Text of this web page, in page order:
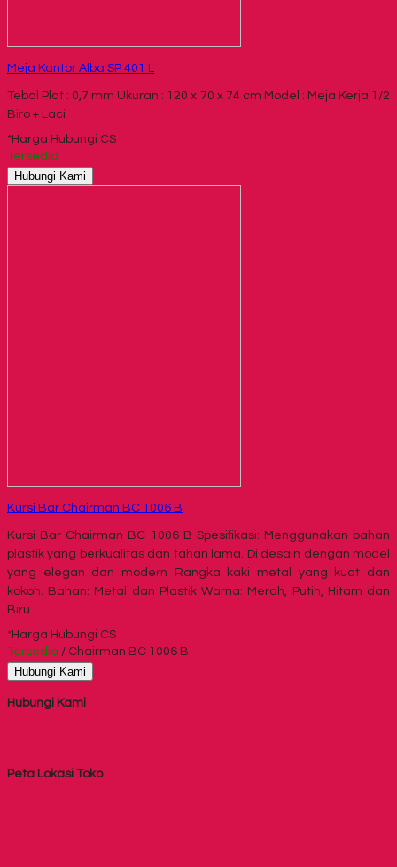
Meja Kantor Alba SP 401 L
Tebal Plat : 0,7 mm Ukuran : 120 x 70 x 74 cm Model : Meja Kerja 1/2
Biro + Laci
*Harga Hubungi CS
Tersedia
Hubungi Kami
Kursi Bar Chairman BC 1006 B
Kursi Bar Chairman BC 1006 B Spesifikasi: Menggunakan bahan
plastik yang berkualitas dan tahan lama. Di desain dengan model
yang elegan dan modern Rangka kaki metal yang kuat dan
kokoh. Bahan: Metal dan Plastik Warna: Merah, Putih, Hitam dan
Biru
*Harga Hubungi CS
Tersedia / Chairman BC 1006 B
Hubungi Kami
Hubungi Kami
Peta Lokasi Toko